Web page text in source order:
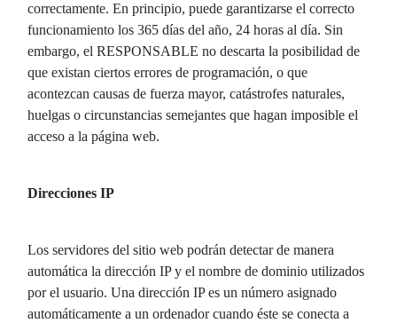
correctamente. En principio, puede garantizarse el correcto
funcionamiento los 365 días del año, 24 horas al día. Sin
embargo, el RESPONSABLE no descarta la posibilidad de
que existan ciertos errores de programación, o que
acontezcan causas de fuerza mayor, catástrofes naturales,
huelgas o circunstancias semejantes que hagan imposible el
acceso a la página web.
Direcciones IP
Los servidores del sitio web podrán detectar de manera
automática la dirección IP y el nombre de dominio utilizados
por el usuario. Una dirección IP es un número asignado
automáticamente a un ordenador cuando éste se conecta a